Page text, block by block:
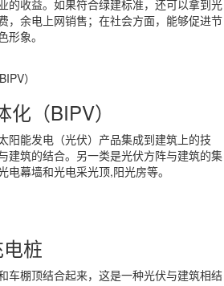
的收益。如果符合绿建标准，还可以拿到光
，余电上网销售；在社会方面，能够促进节
形象。
（BIPV）
阳能发电（光伏）产品集成到建筑上的技
建筑的结合。另一类是光伏方阵与建筑的集
电幕墙和光电采光顶,阳光房等。
桩
车棚顶结合起来，这是一种光伏与建筑相结